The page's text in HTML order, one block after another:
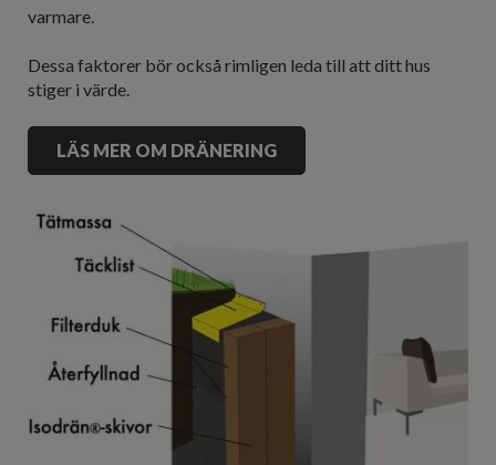
varmare.
Dessa faktorer bör också rimligen leda till att ditt hus
stiger i värde.
LÄS MER OM DRÄNERING